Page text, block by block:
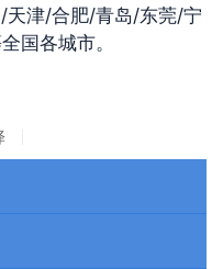
津/合肥/青岛/东莞/宁
国各城市。